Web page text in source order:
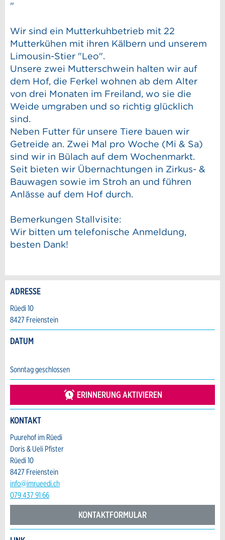
"
Wir sind ein Mutterkuhbetrieb mit 22
Mutterkühen mit ihren Kälbern und unserem
Limousin-Stier "Leo".
Unsere zwei Mutterschwein halten wir auf
dem Hof, die Ferkel wohnen ab dem Alter
von drei Monaten im Freiland, wo sie die
Weide umgraben und so richtig glücklich
sind.
Neben Futter für unsere Tiere bauen wir
Getreide an. Zwei Mal pro Woche (Mi & Sa)
sind wir in Bülach auf dem Wochenmarkt.
Seit bieten wir Übernachtungen in Zirkus- &
Bauwagen sowie im Stroh an und führen
Anlässe auf dem Hof durch.
Bemerkungen Stallvisite:
Wir bitten um telefonische Anmeldung,
besten Dank!
Anzeige beanstanden
Ihr Feedback wird sehr geschätzt!
Anzeige nicht mehr gültig
Anzeige unvollständig
Anzeige weiterempfehlen
Empfehlen Sie diese Anzeige an Freunde
weiter.
* Eingabe erforderlich
ANZEIGE WEITEREMPFEHLEN
Schliessen
ADRESSE
Rüedi 10
8427 Freienstein
DATUM
Sonntag geschlossen
ERINNERUNG AKTIVIEREN
KONTAKT
Puurehof im Rüedi
Doris & Ueli Pfister
Rüedi 10
8427 Freienstein
info@imrueedi.ch
079 437 91 66
KONTAKTFORMULAR